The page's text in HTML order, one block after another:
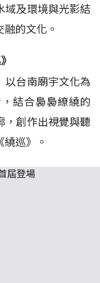
域及環境與光影結
的文化。
以台南廟宇文化為
結合裊裊繚繞的
，創作出視覺與聽
巡》。